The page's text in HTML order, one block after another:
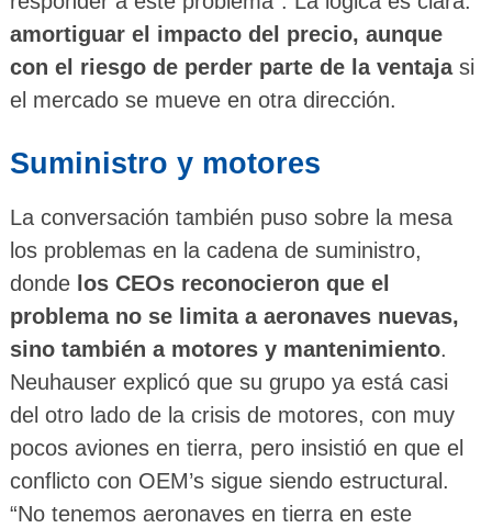
amortiguar el impacto del precio, aunque
con el riesgo de perder parte de la ventajasi
el mercado se mueve en otra dirección.
Suministro y motores
La conversación también puso sobre la mesa
los problemas en la cadena de suministro,
donde los CEOs reconocieron que el
problema no se limita a aeronaves nuevas,
sino también a motores y mantenimiento.
Neuhauser explicó que su grupo ya está casi
del otro lado de la crisis de motores, con muy
pocos aviones en tierra, pero insistió en que el
conflicto con OEM’s sigue siendo estructural.
“No tenemos aeronaves en tierra en este